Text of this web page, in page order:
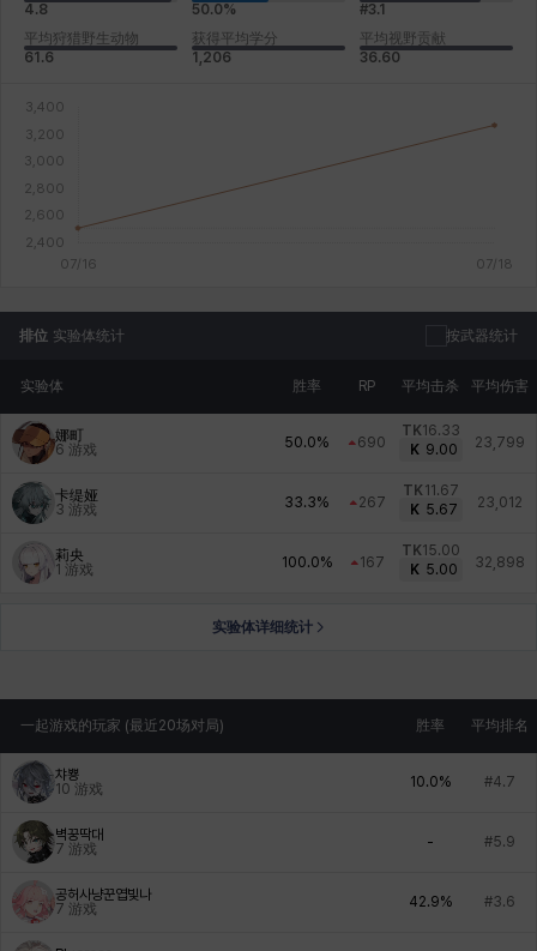
4.8
50.0%
#3.1
平均狩猎野生动物
61.6
获得平均学分
1,206
平均视野贡献
36.60
排位 实验体统计 按武器统计
实验体 胜率 RP 平均击杀 平均伤害
娜町
6 游戏 50.0% 690
TK16.33
K 9.00 23,799
卡缇娅
3 游戏 33.3% 267
TK11.67
K 5.67 23,012
莉央
1 游戏 100.0% 167
TK15.00
K 5.00 32,898
实验体详细统计
一起游戏的玩家 (最近20场对局) 胜率 平均排名
챠뿅
10 游戏 10.0% #4.7
벽꿍딱대
7 游戏 - #5.9
공허사냥꾼엽빛나
7 游戏 42.9% #3.6